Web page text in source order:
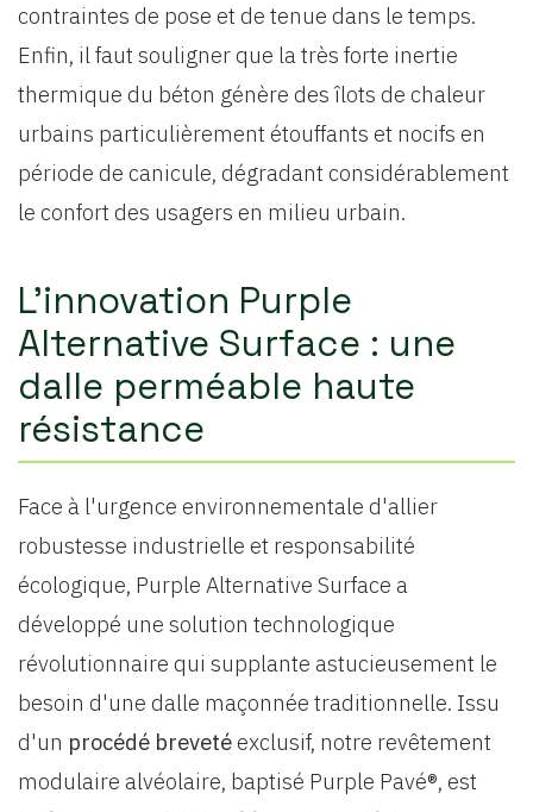
contraintes de pose et de tenue dans le temps.
Enfin, il faut souligner que la très forte inertie
thermique du béton génère des îlots de chaleur
urbains particulièrement étouffants et nocifs en
période de canicule, dégradant considérablement
le confort des usagers en milieu urbain.
L'innovation Purple
Alternative Surface : une
dalle perméable haute
résistance
Face à l'urgence environnementale d'allier
robustesse industrielle et responsabilité
écologique, Purple Alternative Surface a
développé une solution technologique
révolutionnaire qui supplante astucieusement le
besoin d'une dalle maçonnée traditionnelle. Issu
d'un procédé brevetéexclusif, notre revêtement
modulaire alvéolaire, baptisé Purple Pavé®, est